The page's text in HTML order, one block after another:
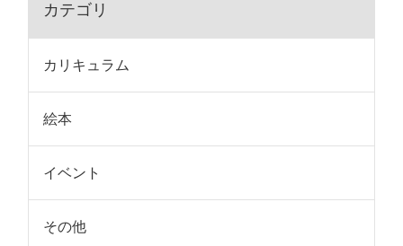
カテゴリ
カリキュラム
絵本
イベント
その他